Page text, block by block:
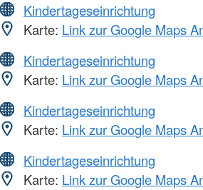
Kindertageseinrichtung
Karte: Link zur Google Maps
Kindertageseinrichtung
Karte: Link zur Google Maps
Kindertageseinrichtung
Karte: Link zur Google Maps
Kindertageseinrichtung
Karte: Link zur Google Maps